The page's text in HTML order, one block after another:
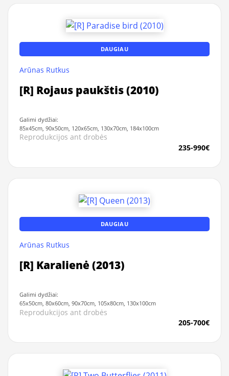
DAUGIAU
Arūnas Rutkus
[R] Rojaus paukštis (2010)
Galimi dydžiai:
85x45cm, 90x50cm, 120x65cm, 130x70cm, 184x100cm
Reprodukcijos ant drobės
235-990€
DAUGIAU
Arūnas Rutkus
[R] Karalienė (2013)
Galimi dydžiai:
65x50cm, 80x60cm, 90x70cm, 105x80cm, 130x100cm
Reprodukcijos ant drobės
205-700€